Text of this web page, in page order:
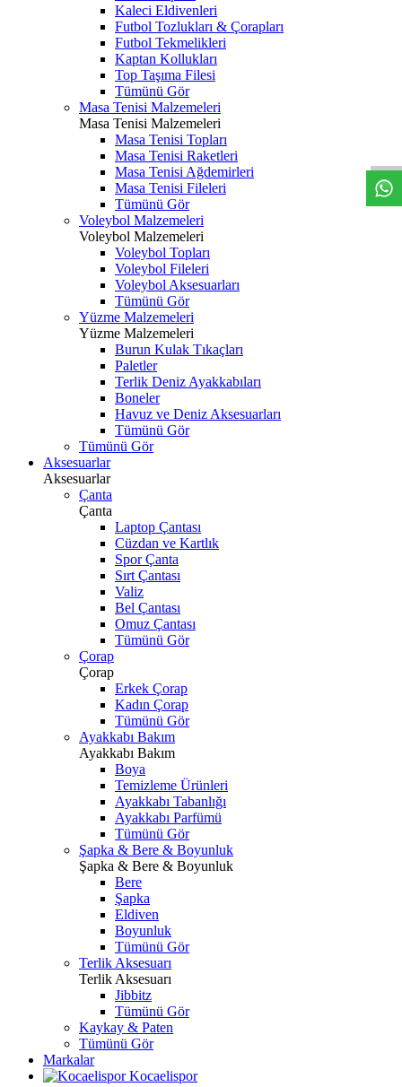
Kaleci Eldivenleri
Futbol Tozlukları & Çorapları
Futbol Tekmelikleri
Kaptan Kollukları
Top Taşıma Filesi
Tümünü Gör
Masa Tenisi Malzemeleri
Masa Tenisi Malzemeleri
Masa Tenisi Topları
Masa Tenisi Raketleri
Masa Tenisi Ağdemirleri
Masa Tenisi Fileleri
Tümünü Gör
Voleybol Malzemeleri
Voleybol Malzemeleri
Voleybol Topları
Voleybol Fileleri
Voleybol Aksesuarları
Tümünü Gör
Yüzme Malzemeleri
Yüzme Malzemeleri
Burun Kulak Tıkaçları
Paletler
Terlik Deniz Ayakkabıları
Boneler
Havuz ve Deniz Aksesuarları
Tümünü Gör
Tümünü Gör
Aksesuarlar
Aksesuarlar
Çanta
Çanta
Laptop Çantası
Cüzdan ve Kartlık
Spor Çanta
Sırt Çantası
Valiz
Bel Çantası
Omuz Çantası
Tümünü Gör
Çorap
Çorap
Erkek Çorap
Kadın Çorap
Tümünü Gör
Ayakkabı Bakım
Ayakkabı Bakım
Boya
Temizleme Ürünleri
Ayakkabı Tabanlığı
Ayakkabı Parfümü
Tümünü Gör
Şapka & Bere & Boyunluk
Şapka & Bere & Boyunluk
Bere
Şapka
Eldiven
Boyunluk
Tümünü Gör
Terlik Aksesuarı
Terlik Aksesuarı
Jibbitz
Tümünü Gör
Kaykay & Paten
Tümünü Gör
Markalar
Kocaelispor